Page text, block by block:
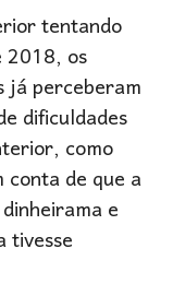
tentando
os
perceberam
dificuldades
como
de que a
e
tivesse